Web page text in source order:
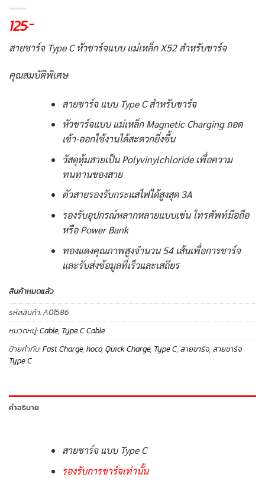
125.-
สายชาร์จ Type C หัวชาร์จแบบ แม่เหล็ก X52 สำหรับชาร์จ
คุณสมบัติพิเศษ
สายชาร์จ แบบ Type C สำหรับชาร์จ
หัวชาร์จแบบ แม่เหล็ก Magnetic Charging ถอด
เข้า-ออกใช้งานได้สะดวกยิ่งขึ้น
วัสดุหุ้มสายเป็น Polyvinylchloride เพื่อความ
ทนทานของสาย
ตัวสายรองรับกระแสไฟได้สูงสุด 3A
รองรับอุปกรณ์หลากหลายแบบเช่น โทรศัพท์มือถือ
หรือ Power Bank
ทองแดงคุณภาพสูงจำนวน 54 เส้นเพื่อการชาร์จ
และรับส่งข้อมูลที่เร็วและเสถียร
สินค้าหมดแล้ว
รหัสสินค้า:A01586
หมวดหมู่:Cable, Type C Cable
ป้ายกำกับ:Fast Charge, hoco, Quick Charge, Type C, สายชาร์จ, สายชาร์จ
Type C
คำอธิบาย
สายชาร์จ แบบ Type C
รองรับการชาร์จเท่านั้น